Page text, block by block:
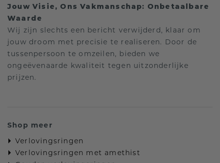
Jouw Visie, Ons Vakmanschap: Onbetaalbare
Waarde
Wij zijn slechts een bericht verwijderd, klaar om
jouw droom met precisie te realiseren. Door de
tussenpersoon te omzeilen, bieden we
ongeëvenaarde kwaliteit tegen uitzonderlijke
prijzen.
Shop meer
Verlovingsringen
Verlovingsringen met amethist